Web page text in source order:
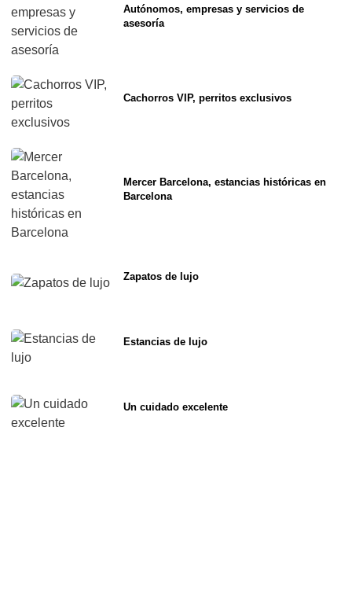
Autónomos, empresas y servicios de
asesoría
Cachorros VIP, perritos exclusivos
Mercer Barcelona, estancias históricas en
Barcelona
Zapatos de lujo
Estancias de lujo
Un cuidado excelente